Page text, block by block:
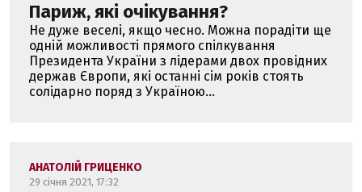
Париж, які очікування?
Не дуже веселі, якщо чесно. Можна порадіти ще
одній можливості прямого спілкування
Президента України з лідерами двох провідних
держав Європи, які останні сім років стоять
солідарно поряд з Україною...
АНАТОЛІЙ ГРИЦЕНКО
29 січня 2021, 17:32